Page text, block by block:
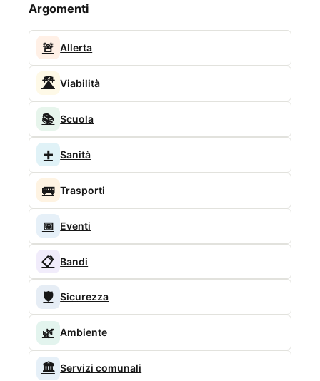
Argomenti
🚨 Allerta
🛣️ Viabilità
📚 Scuola
➕ Sanità
🚌 Trasporti
📅 Eventi
📋 Bandi
🛡️ Sicurezza
🌿 Ambiente
🏛️ Servizi comunali